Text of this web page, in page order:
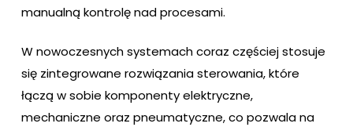
manualną kontrolę nad procesami.
W nowoczesnych systemach coraz częściej stosuje
się zintegrowane rozwiązania sterowania, które
łączą w sobie komponenty elektryczne,
mechaniczne oraz pneumatyczne, co pozwala na